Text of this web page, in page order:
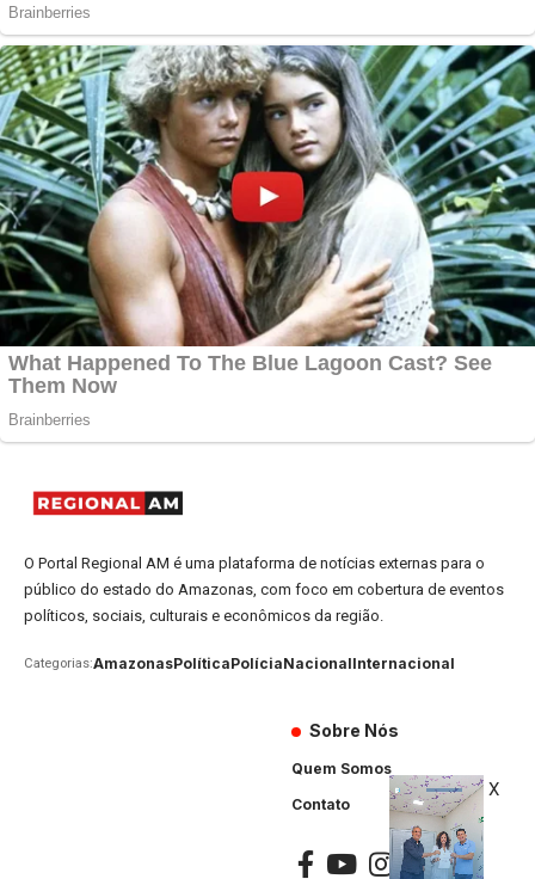
O Portal Regional AM é uma plataforma de notícias externas para o
público do estado do Amazonas, com foco em cobertura de eventos
políticos, sociais, culturais e econômicos da região.
Categorias:AmazonasPolíticaPolíciaNacionalInternacional
Sobre Nós
Quem Somos
Contato
X